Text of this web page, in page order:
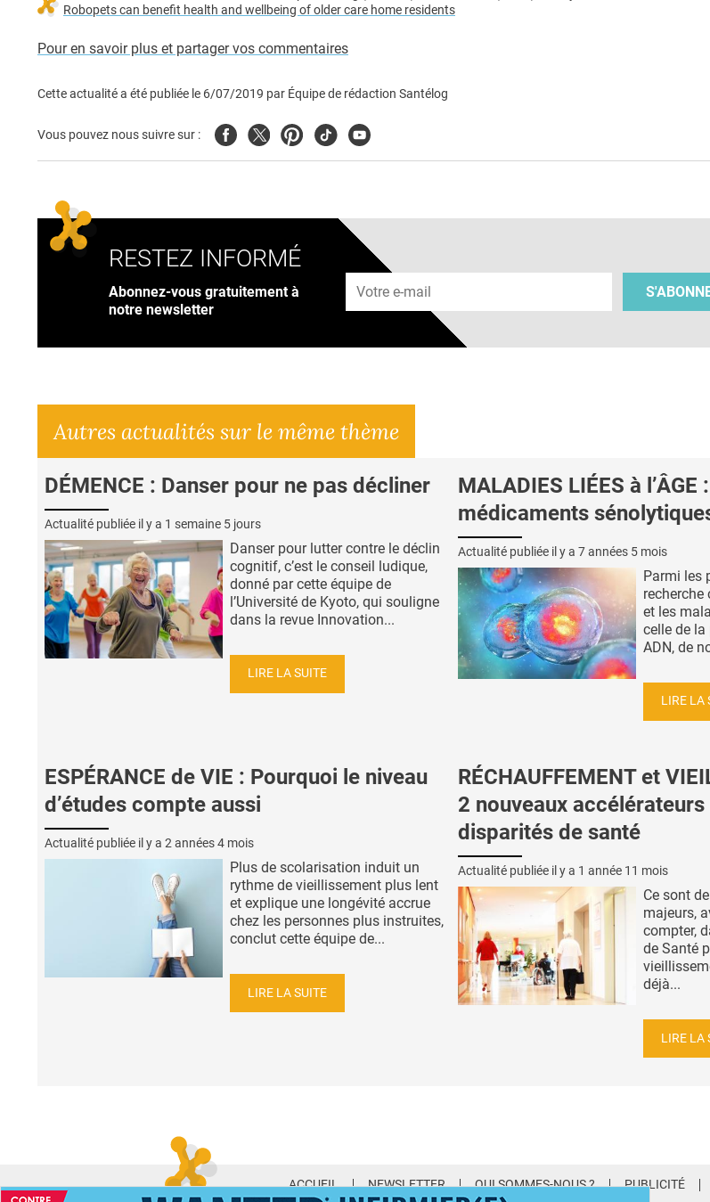
Robopets can benefit health and wellbeing of older care home residents
Pour en savoir plus et partager vos commentaires
Cette actualité a été publiée le 6/07/2019 par Équipe de rédaction Santélog
Vous pouvez nous suivre sur : FacebookTwitterPinterest
TiktokYoutube
RESTEZ INFORMÉ
Abonnez-vous gratuitement à
notre newsletter
Adresse e-mail
Autres actualités sur le même thème
DÉMENCE : Danser pour ne pas décliner
Actualité publiée il y a 1 semaine 5 jours
Danser pour lutter contre le déclin
cognitif, c’est le conseil ludique,
donné par cette équipe de
l’Université de Kyoto, qui souligne
dans la revue Innovation...
LIRE LA SUITE
MALADIES LIÉES à l’ÂGE
médicaments
Actualité publiée il y a 7 années 5 mois
Parmi les
et les
celle de
ADN, de
LIRE LA
ESPÉRANCE de VIE : Pourquoi le niveau
d’études compte aussi
Actualité publiée il y a 2 années 4 mois
Plus de scolarisation induit un
rythme de vieillissement plus lent
et explique une longévité accrue
chez les personnes plus instruites,
conclut cette équipe de...
LIRE LA SUITE
RÉCHAUFFEMENT et
2 nouveaux
disparités de santé
Actualité publiée il y a 1 année 11 mois
Ce sont
majeurs,
compter,
de Santé
déjà...
LIRE LA
ACCUEIL NEWSLETTER QUI SOMMES-NOUS ? PUBLICITÉ